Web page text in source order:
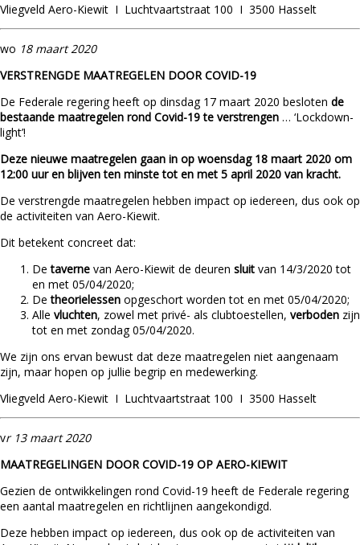
Vliegveld Aero-Kiewit I Luchtvaartstraat 100 I 3500 Hasselt
wo 18 maart 2020
VERSTRENGDE MAATREGELEN DOOR COVID-19
De Federale regering heeft op dinsdag 17 maart 2020 besloten de
bestaande maatregelen rond Covid-19 te verstrengen … ‘Lockdown-
light’!
Deze nieuwe maatregelen gaan in op woensdag 18 maart 2020 om
12:00 uur en blijven ten minste tot en met 5 april 2020 van kracht.
De verstrengde maatregelen hebben impact op iedereen, dus ook op
de activiteiten van Aero-Kiewit.
Dit betekent concreet dat:
Detaverne van Aero-Kiewit de deuren sluit van 14/3/2020 tot
en met 05/04/2020;
Detheorielessen opgeschort worden tot en met 05/04/2020;
Alle vluchten, zowel met privé- als clubtoestellen, verboden zijn
tot en met zondag 05/04/2020.
We zijn ons ervan bewust dat deze maatregelen niet aangenaam
zijn, maar hopen op jullie begrip en medewerking.
Vliegveld Aero-Kiewit I Luchtvaartstraat 100 I 3500 Hasselt
vr 13 maart 2020
MAATREGELINGEN DOOR COVID-19 OP AERO-KIEWIT
Gezien de ontwikkelingen rond Covid-19 heeft de Federale regering
een aantal maatregelen en richtlijnen aangekondigd.
Deze hebben impact op iedereen, dus ook op de activiteiten van